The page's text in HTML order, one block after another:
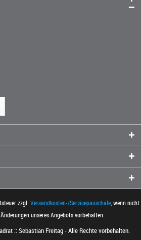
zzgl. Versandkosten-/Servicepauschale, wenn nicht
unseres Angebots vorbehalten.
:: Sebastian Freitag - Alle Rechte vorbehalten.